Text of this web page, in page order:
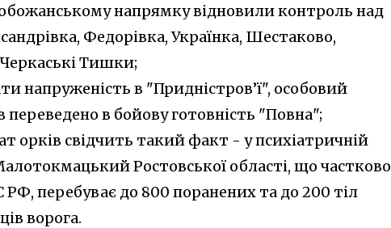
напрямку відновили контроль над
Федорівка, Українка, Шестаково,
Тишки;
напруженість в "Придністров’ї", особовий
в бойову готовність "Повна";
орків свідчить такий факт - у психіатричній
Ростовської області, що частково
перебуває до 800 поранених та до 200 тіл
ворога.